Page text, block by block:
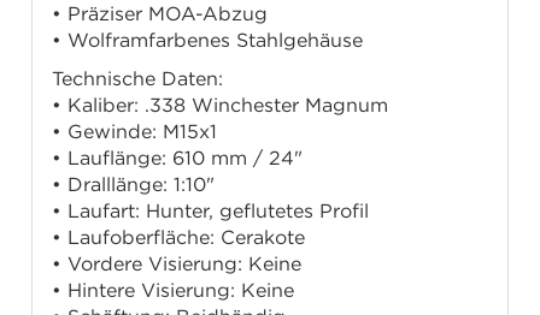
• Präziser MOA-Abzug
• Wolframfarbenes Stahlgehäuse
Technische Daten:
• Kaliber: .338 Winchester Magnum
• Gewinde: M15x1
• Lauflänge: 610 mm / 24"
• Dralllänge: 1:10"
• Laufart: Hunter, geflutetes Profil
• Laufoberfläche: Cerakote
• Vordere Visierung: Keine
• Hintere Visierung: Keine